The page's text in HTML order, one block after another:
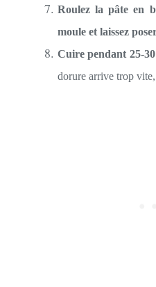
Roulez la pâte en
moule et laissez
Cuire pendant 25-
dorure arrive trop